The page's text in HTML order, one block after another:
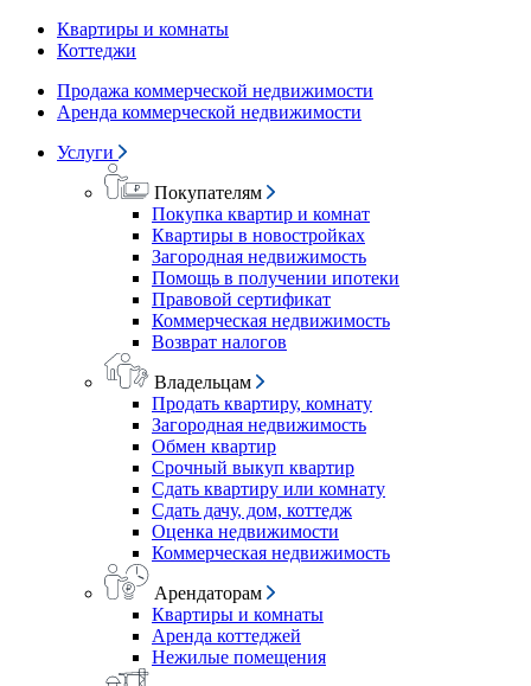
Квартиры и комнаты
Коттеджи
Продажа коммерческой недвижимости
Аренда коммерческой недвижимости
Услуги
Покупателям
Покупка квартир и комнат
Квартиры в новостройках
Загородная недвижимость
Помощь в получении ипотеки
Правовой сертификат
Коммерческая недвижимость
Возврат налогов
Владельцам
Продать квартиру, комнату
Загородная недвижимость
Обмен квартир
Срочный выкуп квартир
Сдать квартиру или комнату
Сдать дачу, дом, коттедж
Оценка недвижимости
Коммерческая недвижимость
Арендаторам
Квартиры и комнаты
Аренда коттеджей
Нежилые помещения